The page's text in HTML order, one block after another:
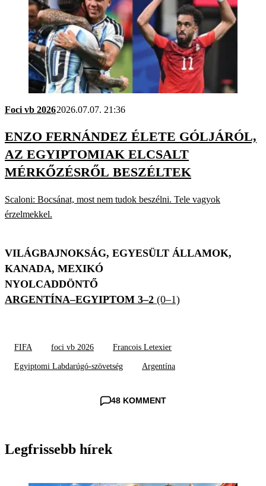
Foci vb 20262026.07.07. 21:36
ENZO FERNÁNDEZ ÉLETE GÓLJÁRÓL,
AZ EGYIPTOMIAK ELCSALT
MÉRKŐZÉSRŐL BESZÉLTEK
Scaloni: Bocsánat, most nem tudok beszélni. Tele vagyok
érzelmekkel.
VILÁGBAJNOKSÁG, EGYESÜLT ÁLLAMOK,
KANADA, MEXIKÓ
NYOLCADDÖNTŐ
ARGENTÍNA–EGYIPTOM 3–2 (0–1)
FIFA foci vb 2026 Francois Letexier
Egyiptomi Labdarúgó-szövetség Argentína
48 KOMMENT
Legfrissebb hírek